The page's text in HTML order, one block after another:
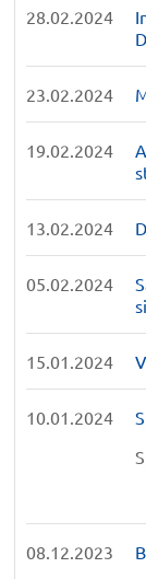
28.02.2024
23.02.2024
19.02.2024
13.02.2024
05.02.2024
15.01.2024
10.01.2024
08.12.2023